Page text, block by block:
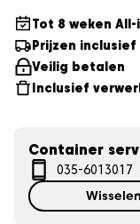
Tot 8 weken
Prijzen
Veilig betalen
Inclusief
Container
035-6013017
Wisselen